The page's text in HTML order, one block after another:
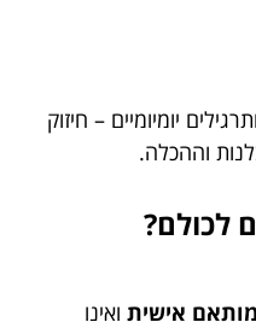
יומיומיים – חיזוק
וההכלה.
לכולם?
מותאם אישית ואינו